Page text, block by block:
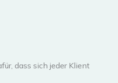
dass sich jeder Klient